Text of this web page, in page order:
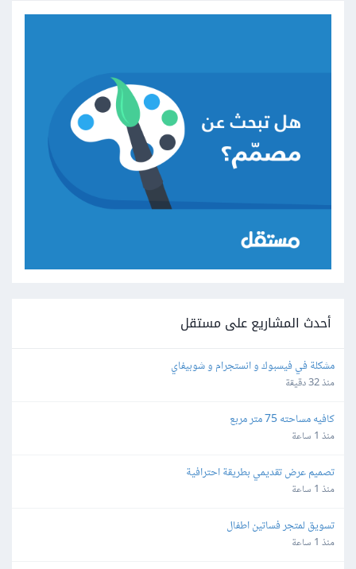
أحدث المشاريع على مستقل
مشكلة في فيسبوك و انستجرام و شوبيفاي
منذ 32 دقيقة
كافيه مساحته 75 متر مربع
منذ 1 ساعة
تصميم عرض تقديمي بطريقة احترافية
منذ 1 ساعة
تسويق لمتجر فساتين اطفال
منذ 1 ساعة